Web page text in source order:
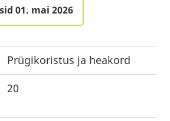
01. mai 2026
Prügikoristus ja heakord
20